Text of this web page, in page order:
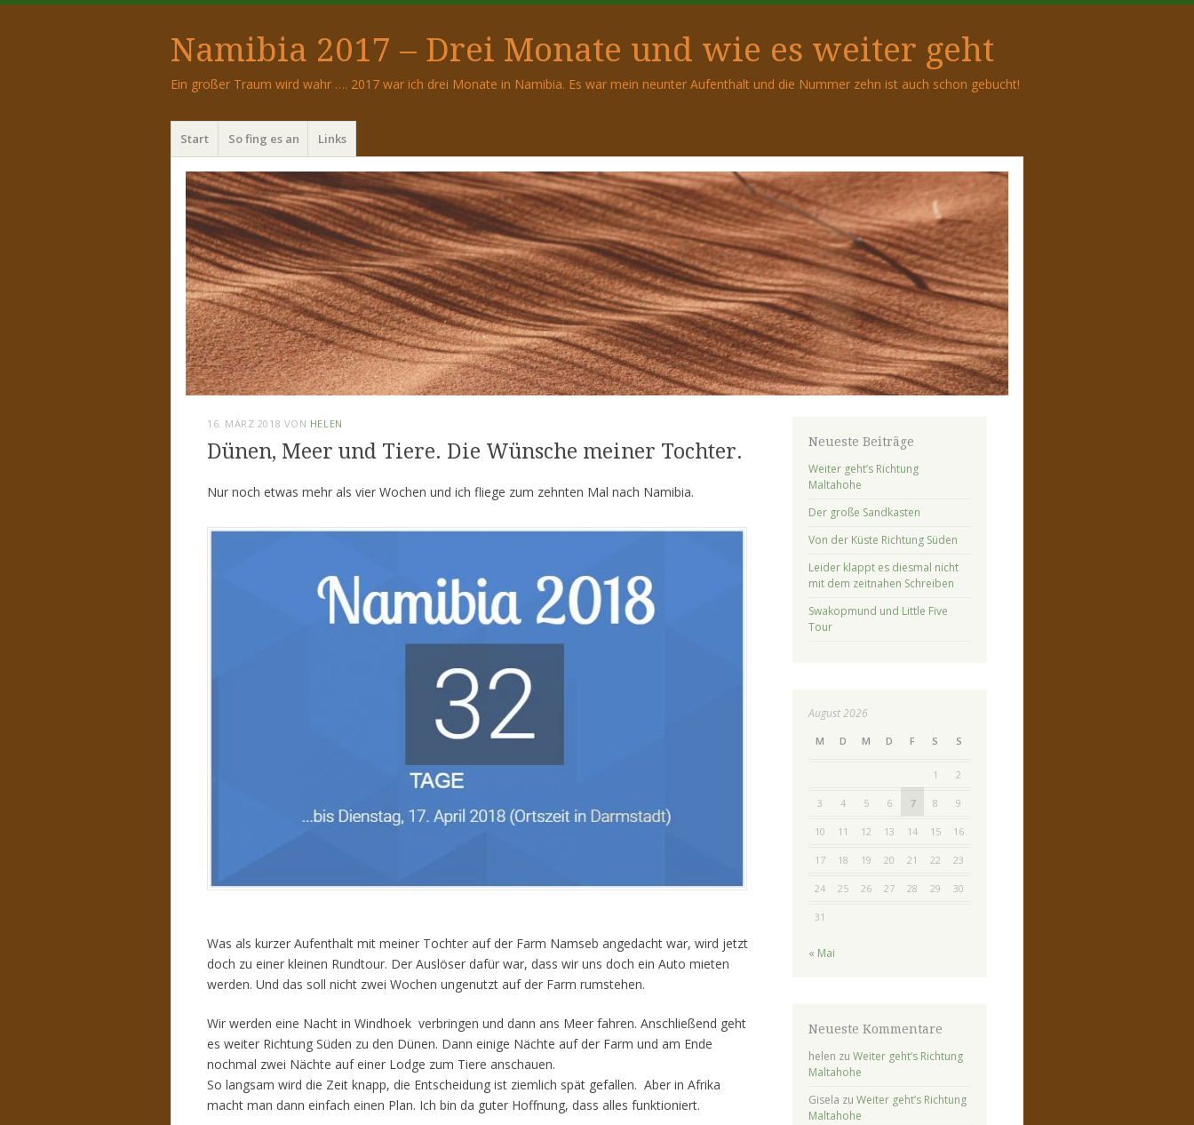
Namibia 2017 – Drei Monate und wie es weiter geht
Ein großer Traum wird wahr …. 2017 war ich drei Monate in Namibia. Es war mein neunter Aufenthalt und die Nummer zehn ist auch schon gebucht!
Menü
Zum
Inhalt
springen
Start So fing es an Links
16. MÄRZ 2018 VON HELEN
Dünen, Meer und Tiere. Die Wünsche meiner Tochter.
Nur noch etwas mehr als vier Wochen und ich fliege zum zehnten Mal nach Namibia.
Was als kurzer Aufenthalt mit meiner Tochter auf der Farm Namseb angedacht war, wird jetzt
doch zu einer kleinen Rundtour. Der Auslöser dafür war, dass wir uns doch ein Auto mieten
werden. Und das soll nicht zwei Wochen ungenutzt auf der Farm rumstehen.
Wir werden eine Nacht in Windhoek verbringen und dann ans Meer fahren. Anschließend geht
es weiter Richtung Süden zu den Dünen. Dann einige Nächte auf der Farm und am Ende
nochmal zwei Nächte auf einer Lodge zum Tiere anschauen.
So langsam wird die Zeit knapp, die Entscheidung ist ziemlich spät gefallen. Aber in Afrika
macht man dann einfach einen Plan. Ich bin da guter Hoffnung, dass alles funktioniert.
Neueste Beiträge
Weiter geht’s Richtung
Maltahohe
Der große Sandkasten
Von der Küste Richtung Süden
Leider klappt es diesmal nicht
mit dem zeitnahen Schreiben
Swakopmund und Little Five
Tour
August 2026
M D M D F S S
1 2
3 4 5 6 7 8 9
10 11 12 13 14 15 16
17 18 19 20 21 22 23
24 25 26 27 28 29 30
31
« Mai
Neueste Kommentare
helen zu Weiter geht’s Richtung
Maltahohe
Gisela zu Weiter geht’s Richtung
Maltahohe